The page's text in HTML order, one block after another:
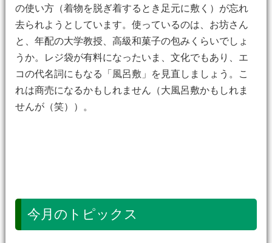
の使い方（着物を脱ぎ着するとき足元に敷く）が忘れ
去られようとしています。使っているのは、お坊さん
と、年配の大学教授、高級和菓子の包みくらいでしょ
うか。レジ袋が有料になったいま、文化でもあり、エ
コの代名詞にもなる「風呂敷」を見直しましょう。こ
れは商売になるかもしれません（大風呂敷かもしれま
せんが（笑））。
今月のトピックス